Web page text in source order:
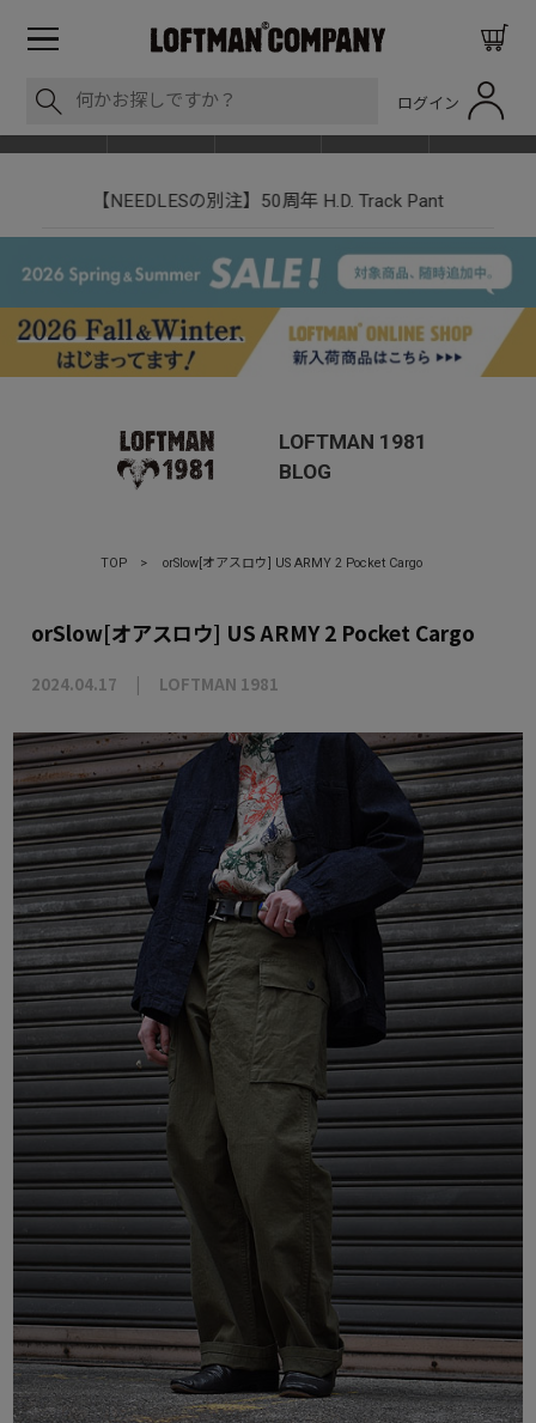
ログイン
【NEEDLESの別注】50周年 H.D. Track Pant
LOFTMAN 1981
BLOG
TOP > orSlow[オアスロウ] US ARMY 2 Pocket Cargo
orSlow[オアスロウ] US ARMY 2 Pocket Cargo
2024.04.17 LOFTMAN 1981